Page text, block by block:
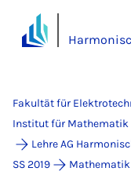
Fakultät für
Institut für Mathematik
Lehre AG
SS 2019